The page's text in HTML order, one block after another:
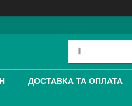
ДОСТАВКА ТА ОПЛАТА